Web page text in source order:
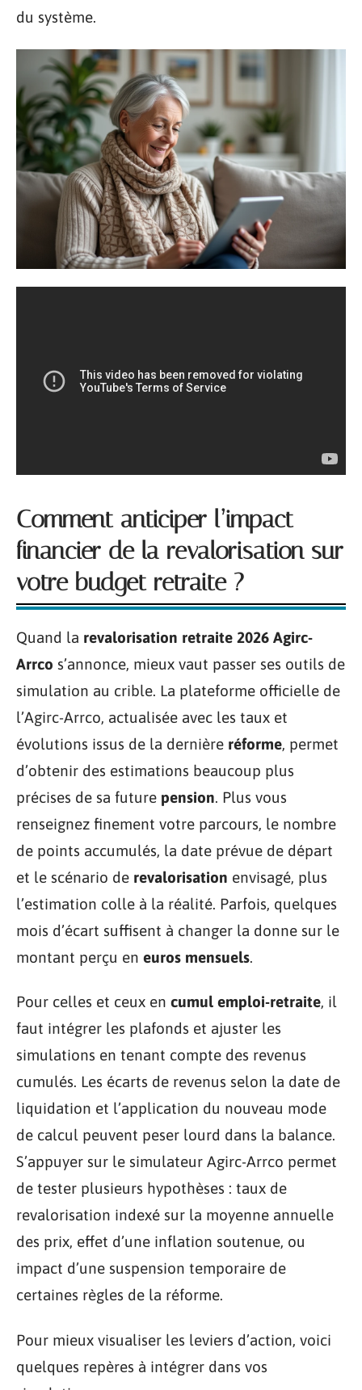
du système.
Comment anticiper l’impact
financier de la revalorisation sur
votre budget retraite ?
Quand la revalorisation retraite 2026 Agirc-
Arrco s’annonce, mieux vaut passer ses outils de
simulation au crible. La plateforme officielle de
l’Agirc-Arrco, actualisée avec les taux et
évolutions issus de la dernière réforme, permet
d’obtenir des estimations beaucoup plus
précises de sa future pension. Plus vous
renseignez finement votre parcours, le nombre
de points accumulés, la date prévue de départ
et le scénario de revalorisation envisagé, plus
l’estimation colle à la réalité. Parfois, quelques
mois d’écart suffisent à changer la donne sur le
montant perçu en euros mensuels.
Pour celles et ceux en cumul emploi-retraite, il
faut intégrer les plafonds et ajuster les
simulations en tenant compte des revenus
cumulés. Les écarts de revenus selon la date de
liquidation et l’application du nouveau mode
de calcul peuvent peser lourd dans la balance.
S’appuyer sur le simulateur Agirc-Arrco permet
de tester plusieurs hypothèses : taux de
revalorisation indexé sur la moyenne annuelle
des prix, effet d’une inflation soutenue, ou
impact d’une suspension temporaire de
certaines règles de la réforme.
Pour mieux visualiser les leviers d’action, voici
quelques repères à intégrer dans vos